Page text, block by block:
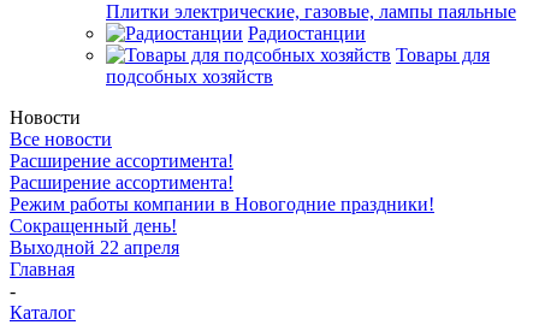
Плитки электрические, газовые, лампы паяльные
Радиостанции
Товары для
подсобных хозяйств
Новости
Все новости
Расширение ассортимента!
Расширение ассортимента!
Режим работы компании в Новогодние праздники!
Сокращенный день!
Выходной 22 апреля
Главная
-
Каталог